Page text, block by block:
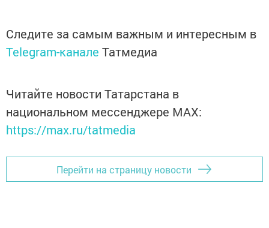
Следите за самым важным и интересным в
Telegram-канале Татмедиа
Читайте новости Татарстана в
национальном мессенджере MАХ:
https://max.ru/tatmedia
Перейти на страницу новости